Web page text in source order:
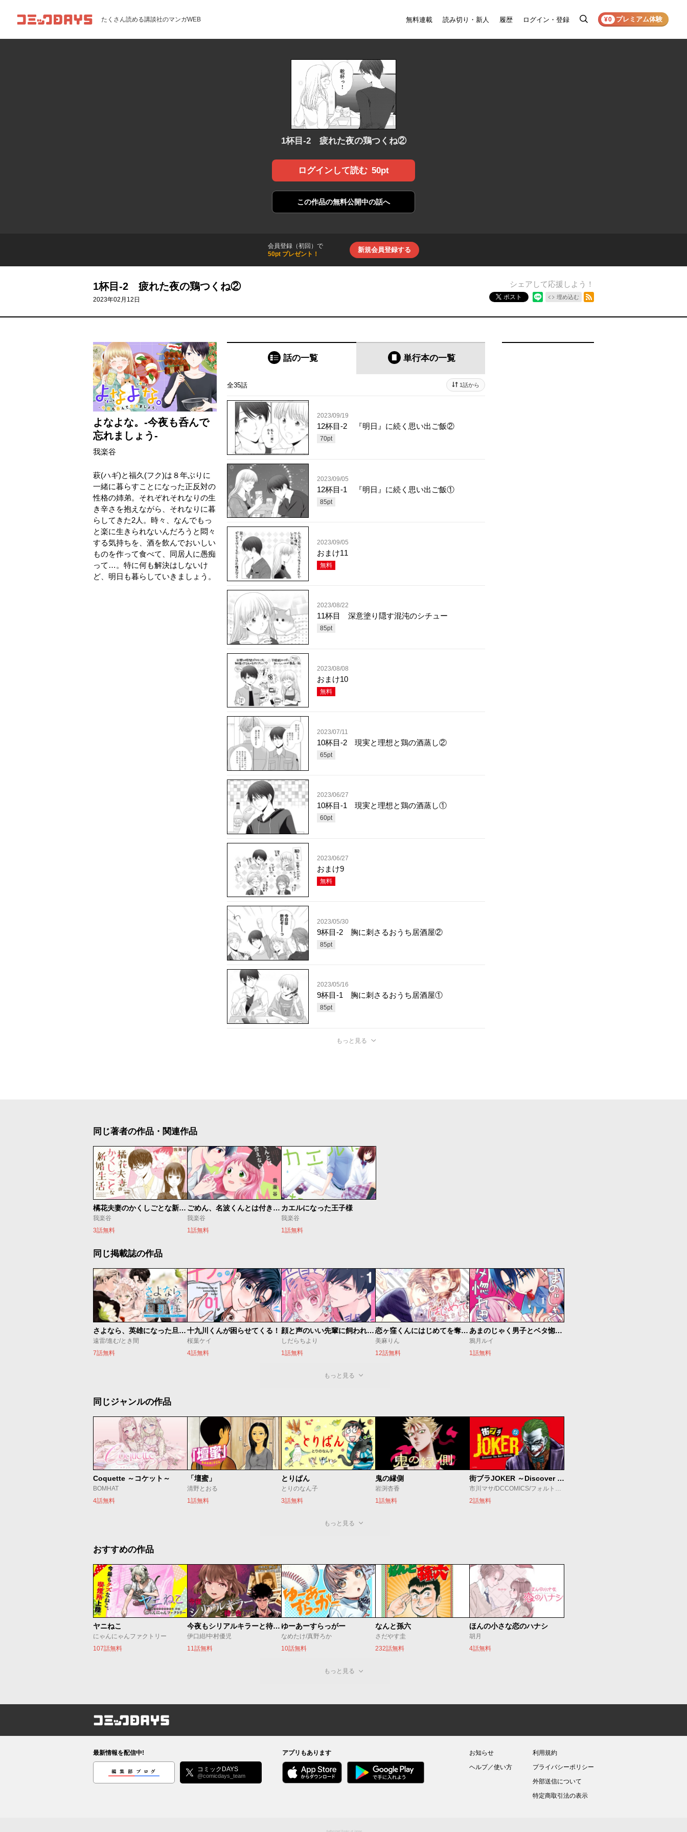
コミックDAYS たくさん読める講談社のマンガWEB 無料連載 読み切り・新人 履歴 ログイン・登録
検
¥0 プレミアム体験
1杯目-2 疲れた夜の鶏つくね②
ログインして読む 50pt
この作品の無料公開中の話へ
会員登録（初回）で
50pt プレゼント！
新規会員登録する
1杯目-2 疲れた夜の鶏つくね②
2023年02月12日
シェアして応援しよう！
ポスト 埋め込む
よなよな。-今夜も呑んで
忘れましょう-
我楽谷
萩(ハギ)と福久(フク)は８年ぶりに
一緒に暮らすことになった正反対の
性格の姉弟。それぞれそれなりの生
き辛さを抱えながら、それなりに暮
らしてきた2人。時々、なんでもっ
と楽に生きられないんだろうと悶々
する気持ちを、酒を飲んでおいしい
ものを作って食べて、同居人に愚痴
って…。特に何も解決はしないけ
ど、明日も暮らしていきましょう。
話の一覧 単行本の一覧
全35話 1話から
2023/09/19
12杯目-2 『明日』に続く思い出ご飯②
70pt
2023/09/05
12杯目-1 『明日』に続く思い出ご飯①
85pt
2023/09/05
おまけ11
無料
2023/08/22
11杯目 深意塗り隠す混沌のシチュー
85pt
2023/08/08
おまけ10
無料
2023/07/11
10杯目-2 現実と理想と鶏の酒蒸し②
65pt
2023/06/27
10杯目-1 現実と理想と鶏の酒蒸し①
60pt
2023/06/27
おまけ9
無料
2023/05/30
9杯目-2 胸に刺さるおうち居酒屋②
85pt
2023/05/16
9杯目-1 胸に刺さるおうち居酒屋①
85pt
もっと見る
同じ著者の作品・関連作品
橘花夫妻のかくしごとな新婚生活
我楽谷
3話無料
ごめん、名波くんとは付き合えない
我楽谷
1話無料
カエルになった王子様
我楽谷
1話無料
同じ掲載誌の作品
さよなら、英雄になった旦那様 ～ただ祈るだけの役立たずな妻のはずでしたが……～
遠雷/進む/とき間
7話無料
十九川くんが困らせてくる！
桜葉ケイ
4話無料
顔と声のいい先輩に飼われてます。
しだらちより
1話無料
恋ヶ窪くんにはじめてを奪われました
美麻りん
12話無料
あまのじゃく男子とベタ惚れ男子
鴉月ルイ
1話無料
もっと見る
同じジャンルの作品
Coquette ～コケット～
BOMHAT
4話無料
「壇蜜」
清野とおる
1話無料
とりぱん
とりのなん子
3話無料
鬼の縁側
岩渕杏香
1話無料
街ブラJOKER ～Discover The Next Gotham～
市川マサ/DCCOMICS/フォルトゥーナ
2話無料
もっと見る
おすすめの作品
ヤニねこ
にゃんにゃんファクトリー
107話無料
今夜もシリアルキラーと待ち合わせ
伊口紺/中村優児
11話無料
ゆーあーすらっがー
なめたけ/真野ろか
10話無料
なんと孫六
さだやす圭
232話無料
ほんの小さな恋のハナシ
胡月
4話無料
もっと見る
コミックDAYS
最新情報を配信中!
編集部ブログ コミックDAYS
@comicdays_team
アプリもあります
お知らせ
ヘルプ／使い方
利用規約
プライバシーポリシー
外部送信について
特定商取引法の表示